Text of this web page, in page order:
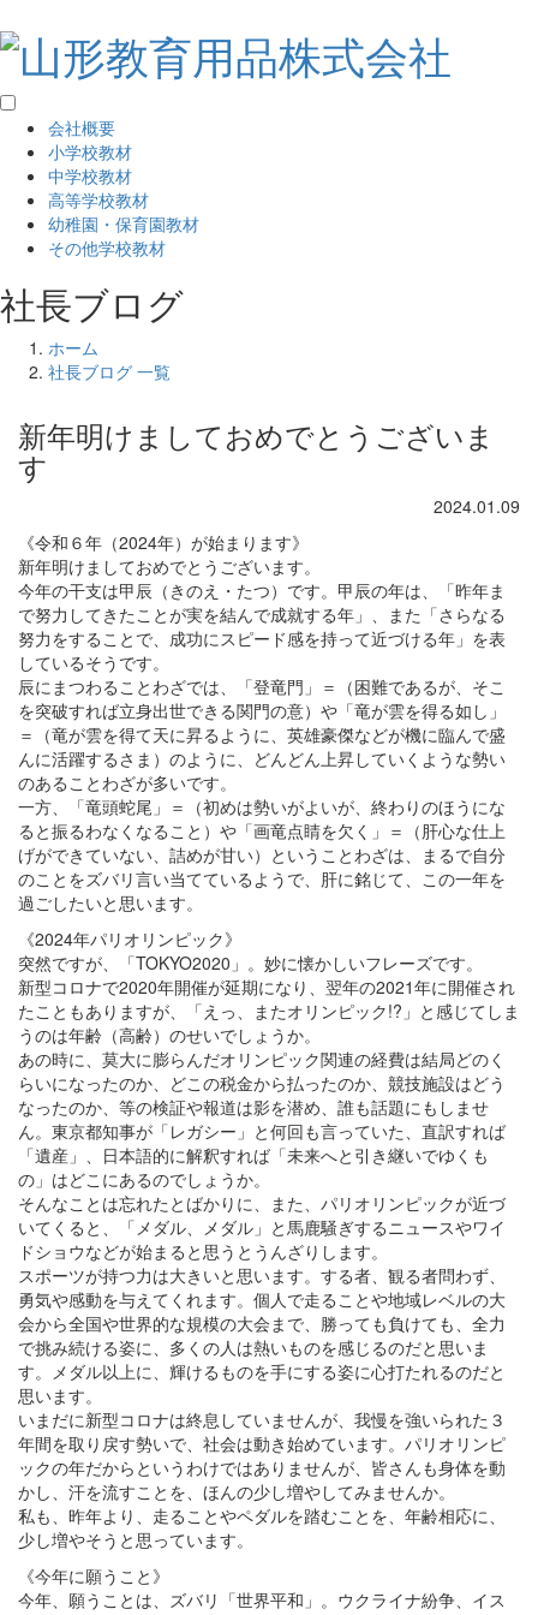
会社概要
小学校教材
中学校教材
高等学校教材
幼稚園・保育園教材
その他学校教材
社長ブログ
ホーム
社長ブログ 一覧
新年明けましておめでとうございま
す
2024.01.09
《令和６年（2024年）が始まります》
新年明けましておめでとうございます。
今年の干支は甲辰（きのえ・たつ）です。甲辰の年は、「昨年ま
で努力してきたことが実を結んで成就する年」、また「さらなる
努力をすることで、成功にスピード感を持って近づける年」を表
しているそうです。
辰にまつわることわざでは、「登竜門」＝（困難であるが、そこ
を突破すれば立身出世できる関門の意）や「竜が雲を得る如し」
＝（竜が雲を得て天に昇るように、英雄豪傑などが機に臨んで盛
んに活躍するさま）のように、どんどん上昇していくような勢い
のあることわざが多いです。
一方、「竜頭蛇尾」＝（初めは勢いがよいが、終わりのほうにな
ると振るわなくなること）や「画竜点睛を欠く」＝（肝心な仕上
げができていない、詰めが甘い）ということわざは、まるで自分
のことをズバリ言い当てているようで、肝に銘じて、この一年を
過ごしたいと思います。
《2024年パリオリンピック》
突然ですが、「TOKYO2020」。妙に懐かしいフレーズです。
新型コロナで2020年開催が延期になり、翌年の2021年に開催され
たこともありますが、「えっ、またオリンピック!?」と感じてしま
うのは年齢（高齢）のせいでしょうか。
あの時に、莫大に膨らんだオリンピック関連の経費は結局どのく
らいになったのか、どこの税金から払ったのか、競技施設はどう
なったのか、等の検証や報道は影を潜め、誰も話題にもしませ
ん。東京都知事が「レガシー」と何回も言っていた、直訳すれば
「遺産」、日本語的に解釈すれば「未来へと引き継いでゆくも
の」はどこにあるのでしょうか。
そんなことは忘れたとばかりに、また、パリオリンピックが近づ
いてくると、「メダル、メダル」と馬鹿騒ぎするニュースやワイ
ドショウなどが始まると思うとうんざりします。
スポーツが持つ力は大きいと思います。する者、観る者問わず、
勇気や感動を与えてくれます。個人で走ることや地域レベルの大
会から全国や世界的な規模の大会まで、勝っても負けても、全力
で挑み続ける姿に、多くの人は熱いものを感じるのだと思いま
す。メダル以上に、輝けるものを手にする姿に心打たれるのだと
思います。
いまだに新型コロナは終息していませんが、我慢を強いられた３
年間を取り戻す勢いで、社会は動き始めています。パリオリンピ
ックの年だからというわけではありませんが、皆さんも身体を動
かし、汗を流すことを、ほんの少し増やしてみませんか。
私も、昨年より、走ることやペダルを踏むことを、年齢相応に、
少し増やそうと思っています。
《今年に願うこと》
今年、願うことは、ズバリ「世界平和」。ウクライナ紛争、イス